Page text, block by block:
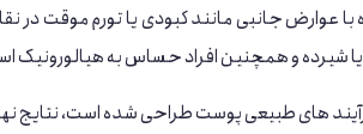
با عوارض جانبی مانند کبودی یا تورم موقت در
شیرده و همچنین افراد حساس به هیالورونیک
های طبیعی پوست طراحی شده است، نتایج